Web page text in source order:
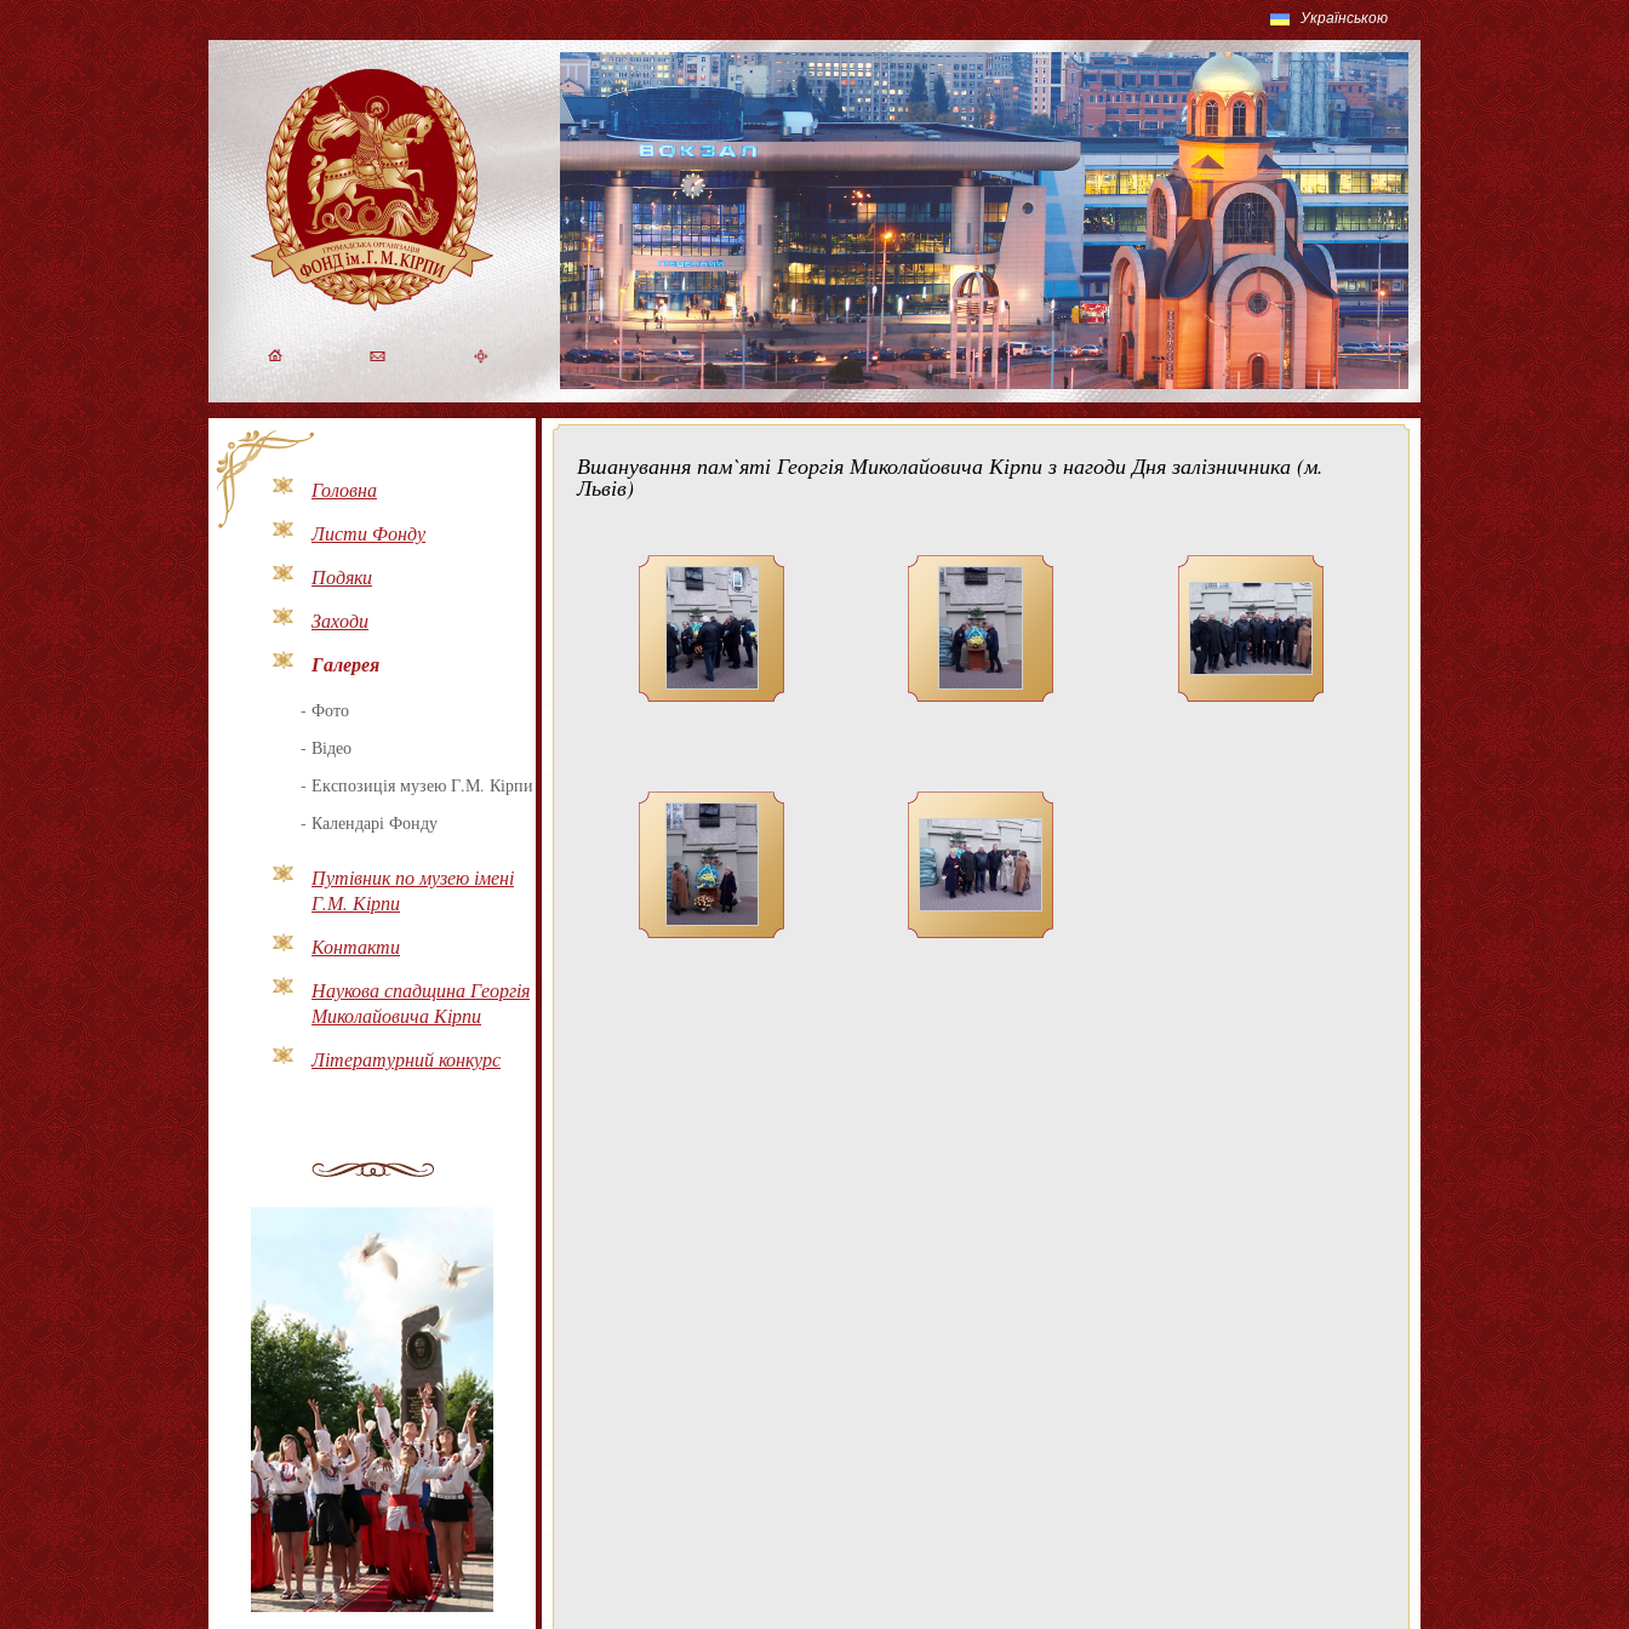
Українською
Головна
Листи Фонду
Подяки
Заходи
Галерея
- Фото
- Відео
- Експозиція музею Г.М. Кірпи
- Календарі Фонду
Путівник по музею імені
Г.М. Кірпи
Контакти
Наукова спадщина Георгія
Миколайовича Кірпи
Літературний конкурс
Вшанування пам`яті Георгія Миколайовича Кірпи з нагоди Дня залізничника (м.
Львів)